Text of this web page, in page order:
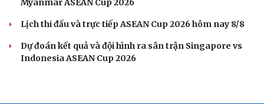
Kết quả ASEAN Cup 2026 hôm nay 8/8: Thái Lan gặp
Singapore ở bán kết
Kết quả bóng đá Việt Nam hôm nay 8/8: Phong Phú Hà
Nam vô địch